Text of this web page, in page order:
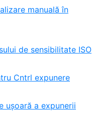
manuală în
de sensibilitate ISO
Cntrl expunere
ușoară a expunerii